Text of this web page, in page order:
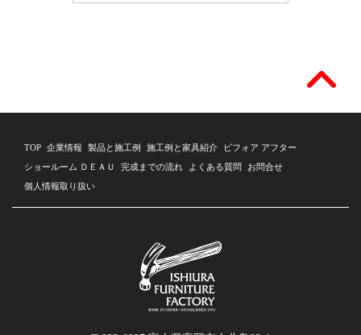
TOP 企業情報 製品と施工例 施工例と家具紹介
ビフォア アフター
ショールーム ＤＥＡＵ
完成までの流れ よくある質問
お問合せ
個人情報取り扱い